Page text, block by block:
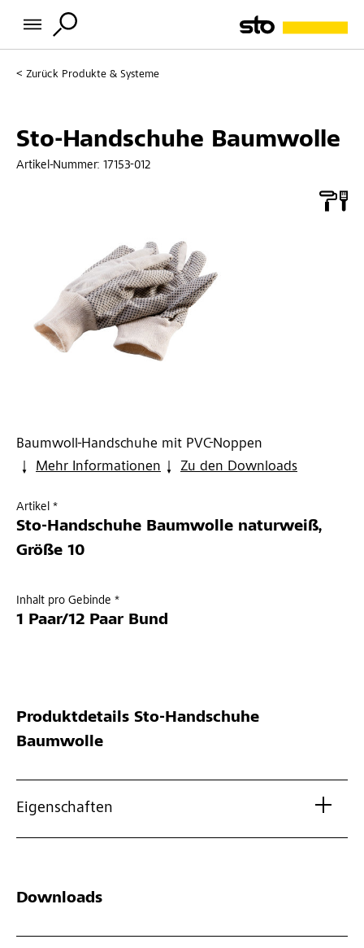
Zurück Produkte & Systeme
Sto-Handschuhe Baumwolle
Artikel-Nummer: 17153-012
Baumwoll-Handschuhe mit PVC-Noppen
Mehr Informationen
Zu den Downloads
Artikel *
Sto-Handschuhe Baumwolle naturweiß,
Größe 10
Inhalt pro Gebinde *
1 Paar/12 Paar Bund
Produktdetails Sto-Handschuhe
Baumwolle
Eigenschaften
Downloads